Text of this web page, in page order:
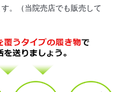
。（当院売店でも販売して